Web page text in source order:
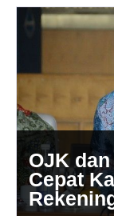
OJK
Cepat